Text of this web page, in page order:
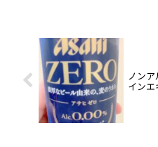
ノン
イン